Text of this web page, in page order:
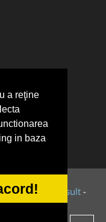
a reţine
in baza
&Tokaido Consult -